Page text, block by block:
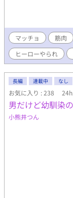
マッチョ 筋肉
ヒーローやられ
長編 連載中 なし
お気に入り : 238
男だけど幼馴染
小熊井つん